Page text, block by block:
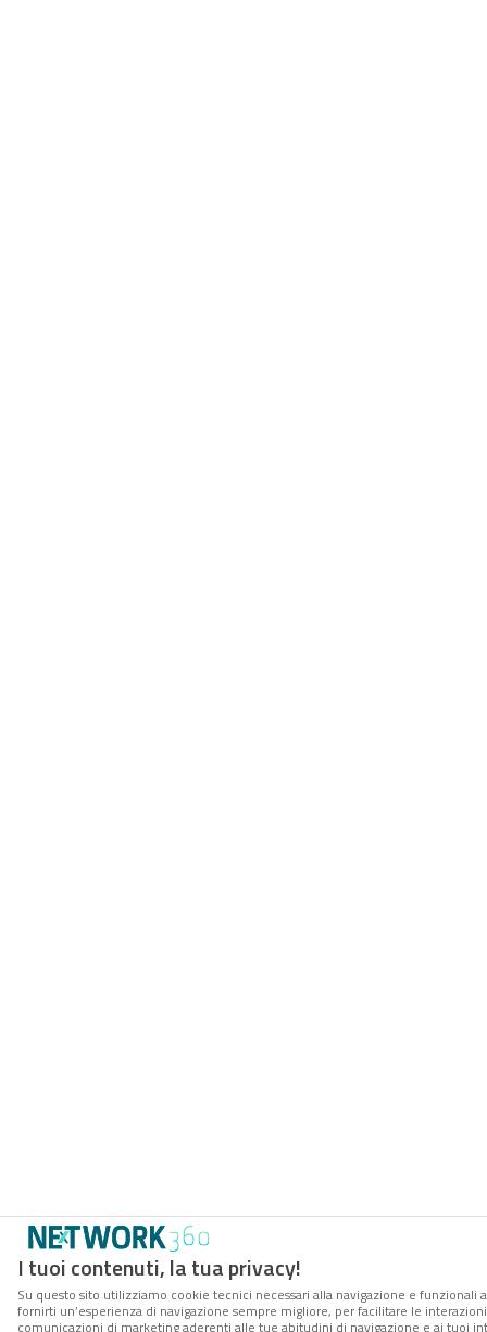
I tuoi contenuti, la tua privacy!
Su questo sito utilizziamo cookie tecnici necessari alla navigazione e
fornirti un’esperienza di navigazione sempre migliore, per facilitare le
comunicazioni di marketing aderenti alle tue abitudini di navigazione e ai tuoi